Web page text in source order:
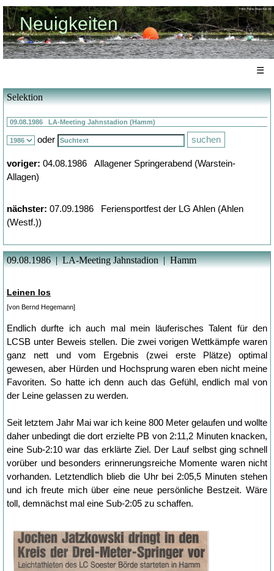
Neuigkeiten
☰
Selektion
oder
voriger: 04.08.1986 Allagener Springerabend (Warstein-
Allagen)
nächster: 07.09.1986 Feriensportfest der LG Ahlen (Ahlen
(Westf.))
09.08.1986 | LA-Meeting Jahnstadion | Hamm
Leinen los
[von Bernd Hegemann]
Endlich durfte ich auch mal mein läuferisches Talent für den
LCSB unter Beweis stellen. Die zwei vorigen Wettkämpfe waren
ganz nett und vom Ergebnis (zwei erste Plätze) optimal
gewesen, aber Hürden und Hochsprung waren eben nicht meine
Favoriten. So hatte ich denn auch das Gefühl, endlich mal von
der Leine gelassen zu werden.
Seit letztem Jahr Mai war ich keine 800 Meter gelaufen und wollte
daher unbedingt die dort erzielte PB von 2:11,2 Minuten knacken,
eine Sub-2:10 war das erklärte Ziel. Der Lauf selbst ging schnell
vorüber und besonders erinnerungsreiche Momente waren nicht
vorhanden. Letztendlich blieb die Uhr bei 2:05,5 Minuten stehen
und ich freute mich über eine neue persönliche Bestzeit. Wäre
toll, demnächst mal eine Sub-2:05 zu schaffen.